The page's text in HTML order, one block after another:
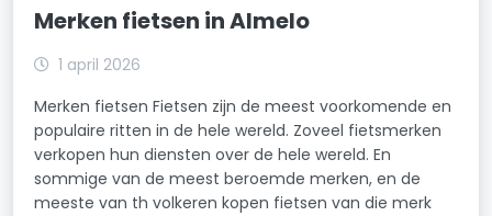
Merken fietsen in Almelo
1 april 2026
Merken fietsen Fietsen zijn de meest voorkomende en
populaire ritten in de hele wereld. Zoveel fietsmerken
verkopen hun diensten over de hele wereld. En
sommige van de meest beroemde merken, en de
meeste van th volkeren kopen fietsen van die merk